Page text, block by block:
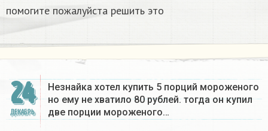
помогите пожалуйста решить это
24
ДЕКАБРЬ
Незнайка хотел купить 5 порций мороженого
но ему не хватило 80 рублей. тогда он купил
две порции мороженого…